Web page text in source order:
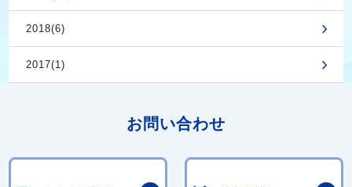
2018(6)
2017(1)
お問い合わせ